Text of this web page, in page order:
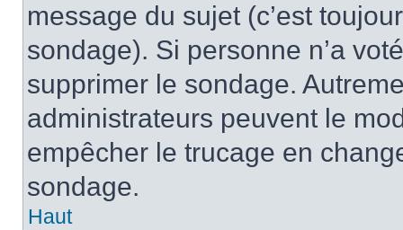
message du sujet (c’est
sondage). Si personne n’a
supprimer le sondage.
administrateurs peuvent le
empêcher le trucage en
sondage.
Haut